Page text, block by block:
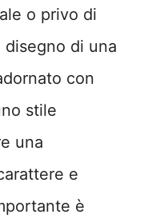
o privo di
di una
con
stile
una
e
è